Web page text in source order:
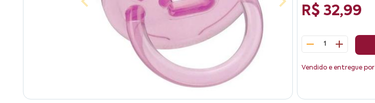
R$ 32,99
1
Vendido e entregue por